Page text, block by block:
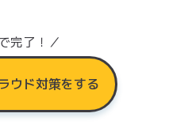
完了！／
ウド対策をする